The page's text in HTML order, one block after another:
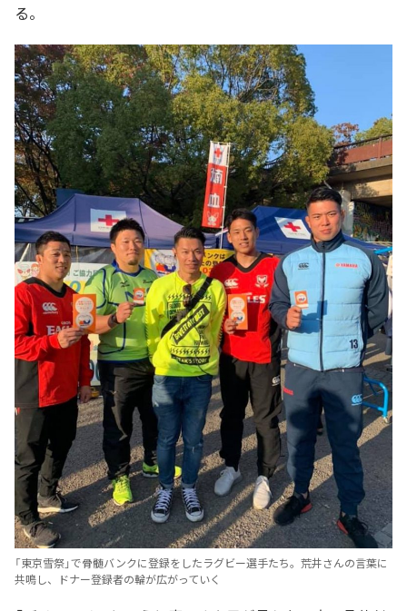
る。
「東京雪祭」で骨髄バンクに登録をしたラグビー選手たち。荒井さんの言葉に
共鳴し、ドナー登録者の輪が広がっていく